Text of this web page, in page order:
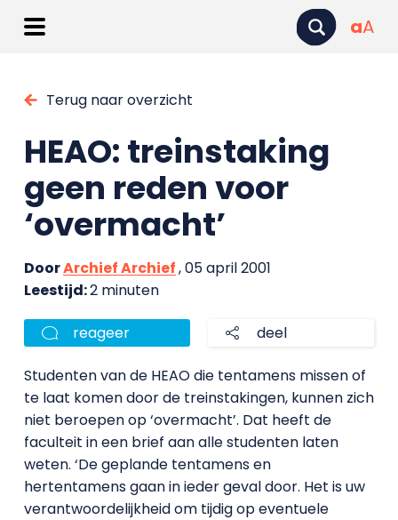
aA
Terug naar overzicht
HEAO: treinstaking
geen reden voor
‘overmacht’
DoorArchief Archief, 05 april 2001
Leestijd:2 minuten
reageer deel
Studenten van de HEAO die tentamens missen of
te laat komen door de treinstakingen, kunnen zich
niet beroepen op ‘overmacht’. Dat heeft de
faculteit in een brief aan alle studenten laten
weten. ‘De geplande tentamens en
hertentamens gaan in ieder geval door. Het is uw
verantwoordelijkheid om tijdig op eventuele